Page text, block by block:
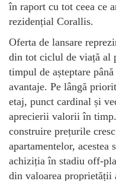
în raport cu tot ceea ce
rezidențial Corallis.
Oferta de lansare
din tot ciclul de viață al
timpul de așteptare
avantaje. Pe lângă
etaj, punct cardinal și
aprecierii valorii în
construire prețurile
apartamentelor,
achiziția în stadiu off-
din valoarea proprietății